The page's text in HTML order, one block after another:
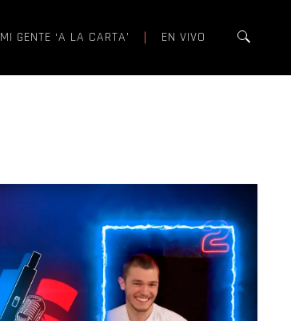
MI GENTE ‘A LA CARTA’ EN VIVO